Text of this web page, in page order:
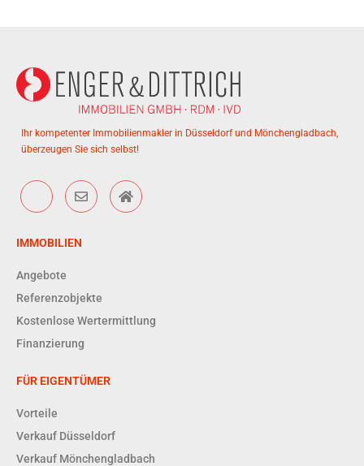
Ihr kompetenter Immobilienmakler in Düsseldorf und Mönchengladbach,
überzeugen Sie sich selbst!
IMMOBILIEN
Angebote
Referenzobjekte
Kostenlose Wertermittlung
Finanzierung
FÜR EIGENTÜMER
Vorteile
Verkauf Düsseldorf
Verkauf Mönchengladbach